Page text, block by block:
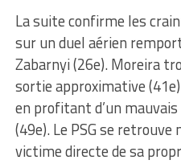
La suite confirme les
sur un duel aérien
Zabarnyi (26e). Moreira
sortie approximative
en profitant d’un
(49e). Le PSG se
victime directe de sa